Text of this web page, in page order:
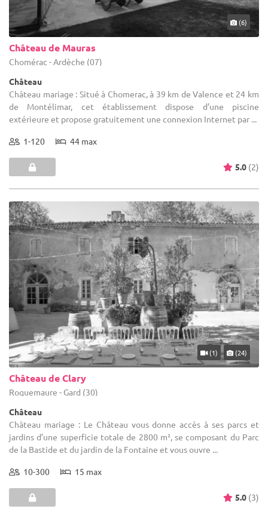
(6)
Château de Mauras
Chomérac - Ardèche (07)
Château
Château mariage : Situé à Chomerac, à 39 km de Valence et 24 km
de Montélimar, cet établissement dispose d’une piscine
extérieure et propose gratuitement une connexion Internet par ...
1-120 44 max
5.0 (2)
(1) (24)
Château de Clary
Roquemaure - Gard (30)
Château
Château mariage : Le Château vous donne accès à ses parcs et
jardins d’une superficie totale de 2800 m², se composant du Parc
de la Bastide et du jardin de la Fontaine et vous ouvre ...
10-300 15 max
5.0 (3)